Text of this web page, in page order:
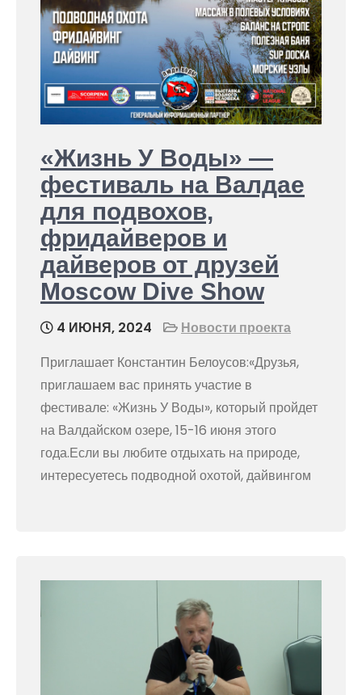
«Жизнь У Воды» —
фестиваль на Валдае
для подвохов,
фридайверов и
дайверов от друзей
Moscow Dive Show
4 ИЮНЯ, 2024
Новости проекта
Приглашает Константин Белоусов:«Друзья,
приглашаем вас принять участие в
фестивале: «Жизнь У Воды», который пройдет
на Валдайском озере, 15-16 июня этого
года.Если вы любите отдыхать на природе,
интересуетесь подводной охотой, дайвингом